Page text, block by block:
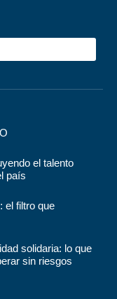
el talento
país
el filtro que
solidaria: lo que
sin riesgos